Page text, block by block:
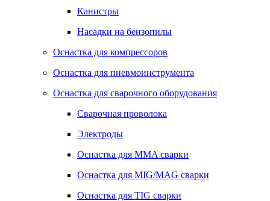
Канистры
Насадки на бензопилы
Оснастка для компрессоров
Оснастка для пневмоинструмента
Оснастка для сварочного оборудования
Сварочная проволока
Электроды
Оснастка для MMA сварки
Оснастка для MIG/MAG сварки
Оснастка для TIG сварки